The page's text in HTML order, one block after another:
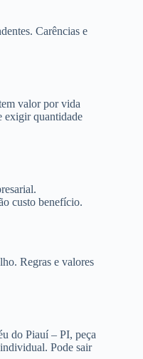
Carências e
valor por vida
exigir quantidade
custo benefício.
Regras e valores
do Piauí – PI, peça
Pode sair